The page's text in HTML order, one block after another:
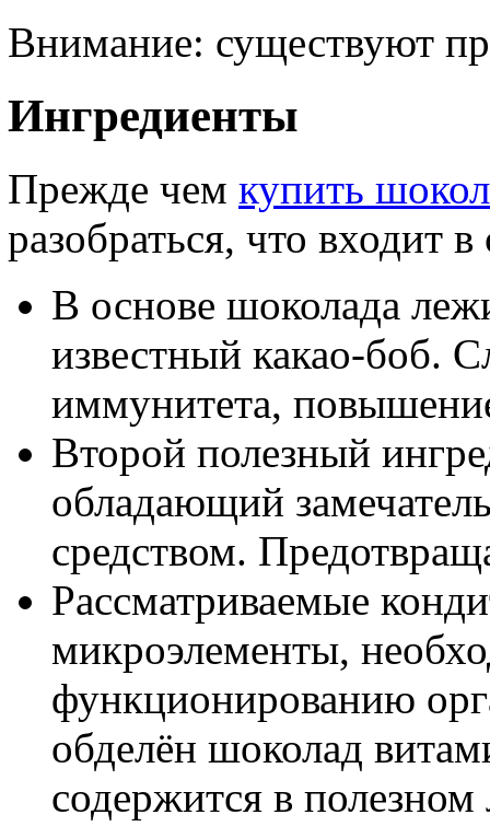
Внимание: существуют
Ингредиенты
Прежде чем купить
разобраться, что входит
В основе шоколада
известный какао-боб.
иммунитета,
Второй полезный
обладающий
средством.
Рассматриваемые
микроэлементы,
функционированию
обделён шоколад
содержится в полезном